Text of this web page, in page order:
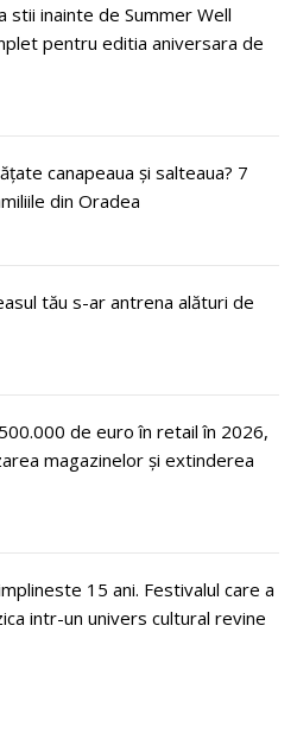
stii inainte de Summer Well
pentru editia aniversara de
canapeaua și salteaua? 7
din Oradea
tău s-ar antrena alături de
de euro în retail în 2026,
magazinelor și extinderea
15 ani. Festivalul care a
intr-un univers cultural revine